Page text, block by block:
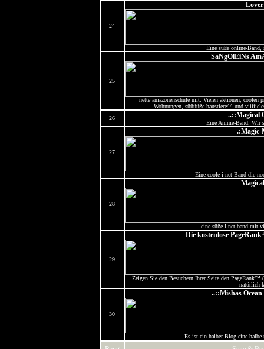
24
Eine süße online-
25
SaNgOlEiNs
nette amazonenschule mit: Vielen aktionen, coolen
Wohnungen, süüüüße haustiere^^ und
26
..::Magical
Eine Anime-Band. Wir
27
.:Magic-
Eine coole i-net Band die
28
eine süße I-net band mit
29
Die kostenlose
Zeigen Sie den Besuchern Ihrer Seite den
natürlich
30
..::Mishas
Es ist ein halber Blog eine